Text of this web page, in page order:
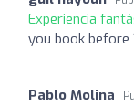
Experiencia
you book before
Pablo Molina